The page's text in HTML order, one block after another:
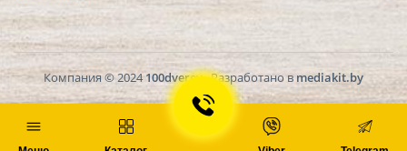
Компания © 2024100dverey. Разработано в mediakit.by